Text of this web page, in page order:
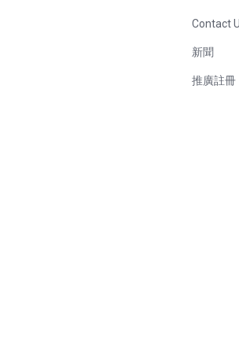
Contact
新聞
推廣註冊